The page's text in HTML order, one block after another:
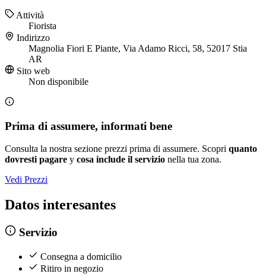
Attività
Fiorista
Indirizzo
Magnolia Fiori E Piante, Via Adamo Ricci, 58, 52017 Stia
AR
Sito web
Non disponibile
Prima di assumere, informati bene
Consulta la nostra sezione prezzi prima di assumere. Scopri quanto
dovresti pagare y cosa include il servizio nella tua zona.
Vedi Prezzi
Datos interesantes
Servizio
Consegna a domicilio
Ritiro in negozio